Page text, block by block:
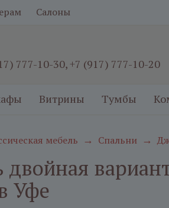
Салоны
777-10-30,+7 (917) 777-10-20
Витрины Тумбы
мебель → Спальни →
двойная
Уфе